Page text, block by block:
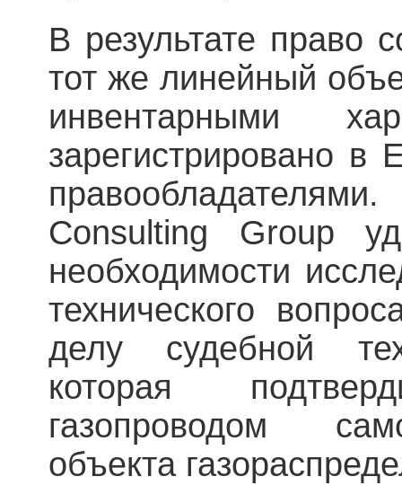
В результате право
тот же линейный
инвентарными
зарегистрировано
Consulting Group
необходимости
технического
делу судебной
которая
газопроводом
объекта